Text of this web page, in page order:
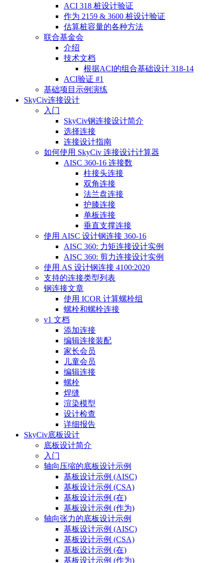
ACI 318 桩设计验证
作为 2159 & 3600 桩设计验证
估算桩容量的各种方法
联合基金会
介绍
技术文档
根据ACI的组合基础设计 318-14
ACI验证 #1
基础项目示例演练
SkyCiv连接设计
入门
SkyCiv钢连接设计简介
选择连接
连接设计指南
如何使用 SkyCiv 连接设计计算器
AISC 360-16 连接数
柱接头连接
双角连接
法兰盘连接
护膝连接
单板连接
垂直支撑连接
使用 AISC 设计钢连接 360-16
AISC 360: 力矩连接设计实例
AISC 360: 剪力连接设计实例
使用 AS 设计钢连接 4100:2020
支持的连接类型列表
钢连接文章
使用 ICOR 计算螺栓组
螺栓和螺栓连接
v1 文档
添加连接
编辑连接装配
家长会员
儿童会员
编辑连接
螺栓
焊缝
渲染模型
设计检查
详细报告
SkyCiv底板设计
底板设计简介
入门
轴向压缩的底板设计示例
基板设计示例 (AISC)
基板设计示例 (CSA)
基板设计示例 (在)
基板设计示例 (作为)
轴向张力的底板设计示例
基板设计示例 (AISC)
基板设计示例 (CSA)
基板设计示例 (在)
基板设计示例 (作为)